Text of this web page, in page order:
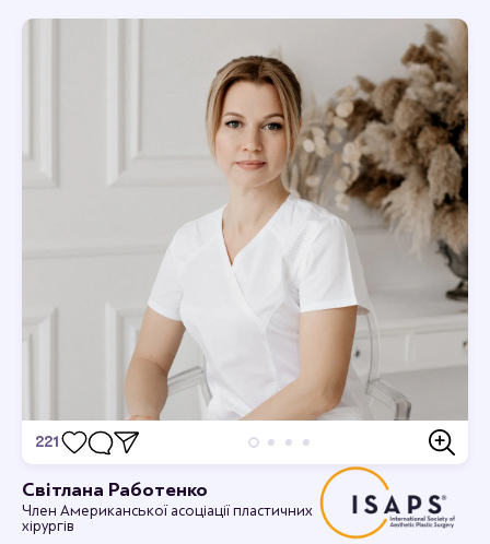
Світлана Работенко
Член Американської асоціації пластичних
хірургів
221
Дивовижно, я в захваті.